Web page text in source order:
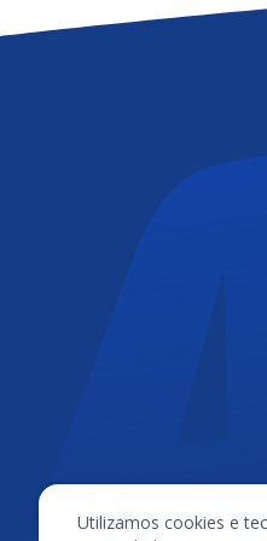
Copyright © 2014-2020 | Lima
Utilizamos cookies e